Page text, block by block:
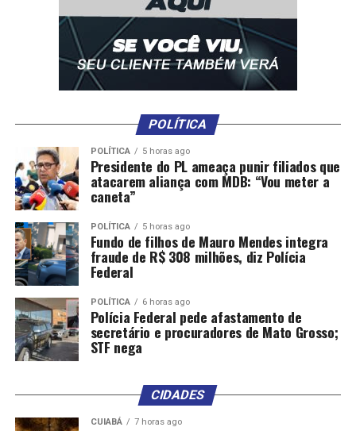
POLÍTICA
POLÍTICA 5 horas ago
Presidente do PL ameaça punir filiados que
atacarem aliança com MDB: “Vou meter a
caneta”
POLÍTICA 5 horas ago
Fundo de filhos de Mauro Mendes integra
fraude de R$ 308 milhões, diz Polícia
Federal
POLÍTICA 6 horas ago
Polícia Federal pede afastamento de
secretário e procuradores de Mato Grosso;
STF nega
CIDADES
CUIABÁ 7 horas ago